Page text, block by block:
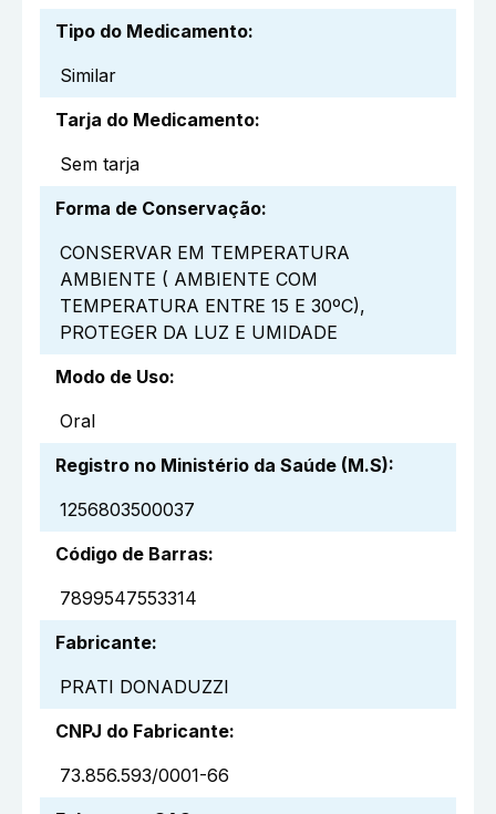
Tipo do Medicamento:
Similar
Tarja do Medicamento:
Sem tarja
Forma de Conservação:
CONSERVAR EM TEMPERATURA
AMBIENTE ( AMBIENTE COM
TEMPERATURA ENTRE 15 E 30ºC),
PROTEGER DA LUZ E UMIDADE
Modo de Uso:
Oral
Registro no Ministério da Saúde (M.S):
1256803500037
Código de Barras:
7899547553314
Fabricante:
PRATI DONADUZZI
CNPJ do Fabricante:
73.856.593/0001-66